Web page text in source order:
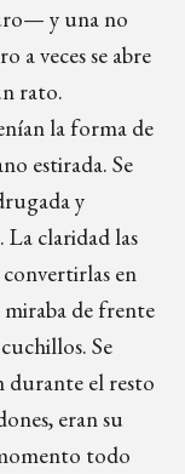
y una no
a veces se abre
rato.
la forma de
estirada. Se
y
La claridad las
en
de frente
Se
durante el resto
eran su
todo